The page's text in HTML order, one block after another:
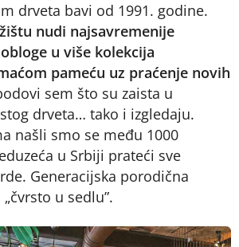
drveta bavi od 1991. godine.
nudi najsavremenije
u više kolekcija
pameću uz praćenje novih
sem što su zaista u
drveta… tako i izgledaju.
našli smo se među 1000
u Srbiji prateći sve
Generacijska porodična
u sedlu”.